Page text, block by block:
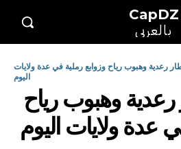
CapDZ
بالعربي
رعدية وهبوب رياح وزوابع رملية في عدة ولايات
اليوم
وهبوب رياح
عدة ولايات اليوم